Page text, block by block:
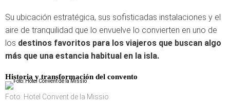
Su ubicación estratégica, sus sofisticadas instalaciones y el
aire de tranquilidad que lo envuelve lo convierten en uno de
los destinos favoritos para los viajeros que buscan algo
más que una estancia habitual en la isla.
Historia y transformación del convento
Foto: Hotel Convent de la Missio